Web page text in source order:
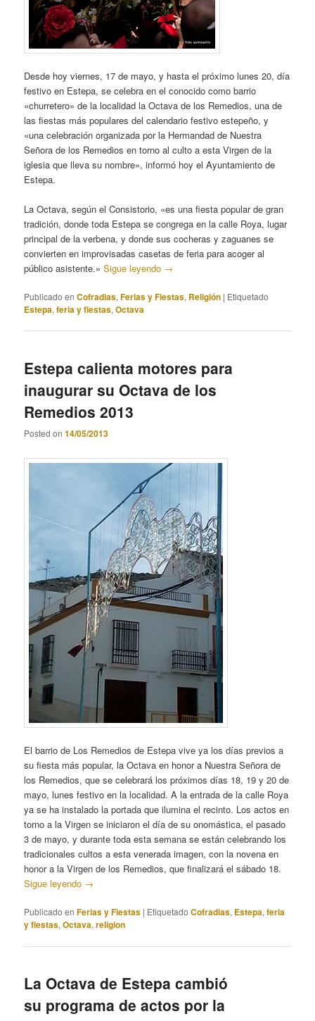
Desde hoy viernes, 17 de mayo, y hasta el próximo lunes 20, día
festivo en Estepa, se celebra en el conocido como barrio
«churretero» de la localidad la Octava de los Remedios, una de
las fiestas más populares del calendario festivo estepeño, y
«una celebración organizada por la Hermandad de Nuestra
Señora de los Remedios en torno al culto a esta Virgen de la
iglesia que lleva su nombre», informó hoy el Ayuntamiento de
Estepa.
La Octava, según el Consistorio, «es una fiesta popular de gran
tradición, donde toda Estepa se congrega en la calle Roya, lugar
principal de la verbena, y donde sus cocheras y zaguanes se
convierten en improvisadas casetas de feria para acoger al
público asistente.»Sigue leyendo →
Publicado en Cofradias,Ferias y Fiestas, Religión | Etiquetado
Estepa,feria y fiestas,Octava
Estepa calienta motores para
inaugurar su Octava de los
Remedios 2013
Posted on14/05/2013
El barrio de Los Remedios de Estepa vive ya los días previos a
su fiesta más popular, la Octava en honor a Nuestra Señora de
los Remedios, que se celebrará los próximos días 18, 19 y 20 de
mayo, lunes festivo en la localidad. A la entrada de la calle Roya
ya se ha instalado la portada que ilumina el recinto. Los actos en
torno a la Virgen se iniciaron el día de su onomástica, el pasado
3 de mayo, y durante toda esta semana se están celebrando los
tradicionales cultos a esta venerada imagen, con la novena en
honor a la Virgen de los Remedios, que finalizará el sábado 18.
Sigue leyendo →
Publicado en Ferias y Fiestas | Etiquetado Cofradias, Estepa,feria
y fiestas,Octava,religion
La Octava de Estepa cambió
su programa de actos por la